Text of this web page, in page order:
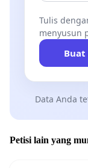
Tulis
menyusun
Buat
Data Anda
Petisi lain yang